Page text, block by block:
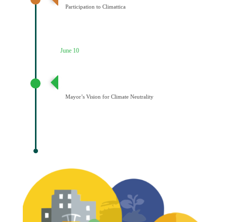
Participation to Climattica
June 10
Mayor’s Vision for Climate Neutrality